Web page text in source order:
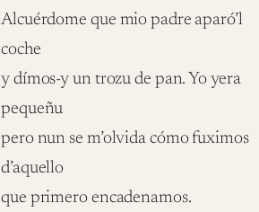
Alcuérdome que mio padre aparó’l
coche
y dímos-y un trozu de pan. Yo yera
pequeñu
pero nun se m’olvida cómo fuximos
d’aquello
que primero encadenamos.